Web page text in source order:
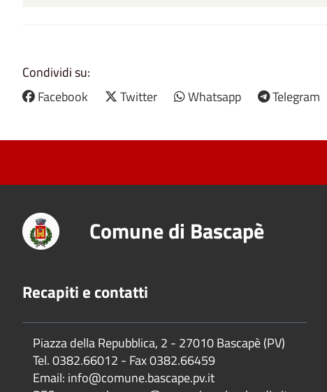
Condividi su:
Facebook
Twitter Whatsapp Telegram
Comune di Bascapè
Recapiti e contatti
Piazza della Repubblica, 2 - 27010 Bascapè (PV)
Tel. 0382.66012 - Fax 0382.66459
Email: info@comune.bascape.pv.it